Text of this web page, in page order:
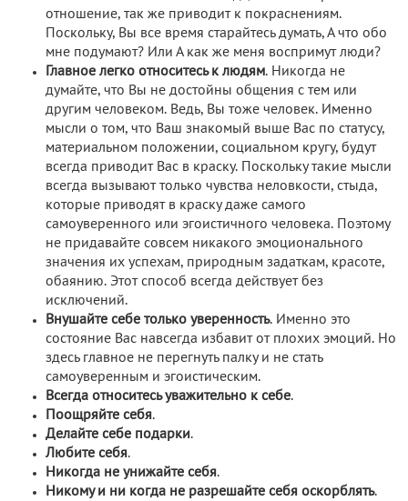
отношение, так же приводит к покраснениям.
Поскольку, Вы все время старайтесь думать, А что обо
мне подумают? Или А как же меня воспримут люди?
Главное легко относитесь к людям. Никогда не
думайте, что Вы не достойны общения с тем или
другим человеком. Ведь, Вы тоже человек. Именно
мысли о том, что Ваш знакомый выше Вас по статусу,
материальном положении, социальном кругу, будут
всегда приводит Вас в краску. Поскольку такие мысли
всегда вызывают только чувства неловкости, стыда,
которые приводят в краску даже самого
самоуверенного или эгоистичного человека. Поэтому
не придавайте совсем никакого эмоционального
значения их успехам, природным задаткам, красоте,
обаянию. Этот способ всегда действует без
исключений.
Внушайте себе только уверенность. Именно это
состояние Вас навсегда избавит от плохих эмоций. Но
здесь главное не перегнуть палку и не стать
самоуверенным и эгоистическим.
Всегда относитесь уважительно к себе.
Поощряйте себя.
Делайте себе подарки.
Любите себя.
Никогда не унижайте себя.
Никому и ни когда не разрешайте себя оскорблять.